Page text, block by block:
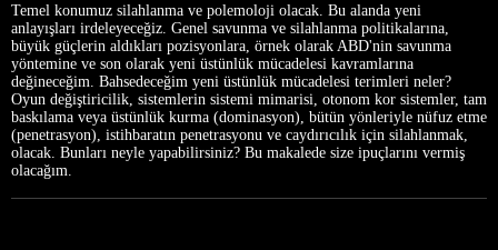
Temel konumuz silahlanma ve polemoloji olacak. Bu alanda yeni
anlayışları irdeleyeceğiz. Genel savunma ve silahlanma politikalarına,
büyük güçlerin aldıkları pozisyonlara, örnek olarak ABD'nin savunma
yöntemine ve son olarak yeni üstünlük mücadelesi kavramlarına
değineceğim. Bahsedeceğim yeni üstünlük mücadelesi terimleri neler?
Oyun değiştiricilik, sistemlerin sistemi mimarisi, otonom kor sistemler, tam
baskılama veya üstünlük kurma (dominasyon), bütün yönleriyle nüfuz etme
(penetrasyon), istihbaratın penetrasyonu ve caydırıcılık için silahlanmak,
olacak. Bunları neyle yapabilirsiniz? Bu makalede size ipuçlarını vermiş
olacağım.